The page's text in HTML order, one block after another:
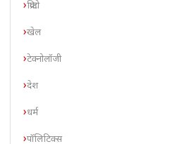
क्रिप्टो
खेल
टेक्नोलॉजी
देश
धर्म
पॉलिटिक्स